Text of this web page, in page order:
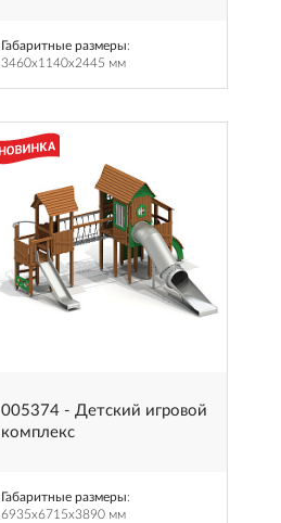
Габаритные размеры:
3460x1140x2445 мм
005374 - Детский игровой
комплекс
Габаритные размеры:
6935x6715x3890 мм